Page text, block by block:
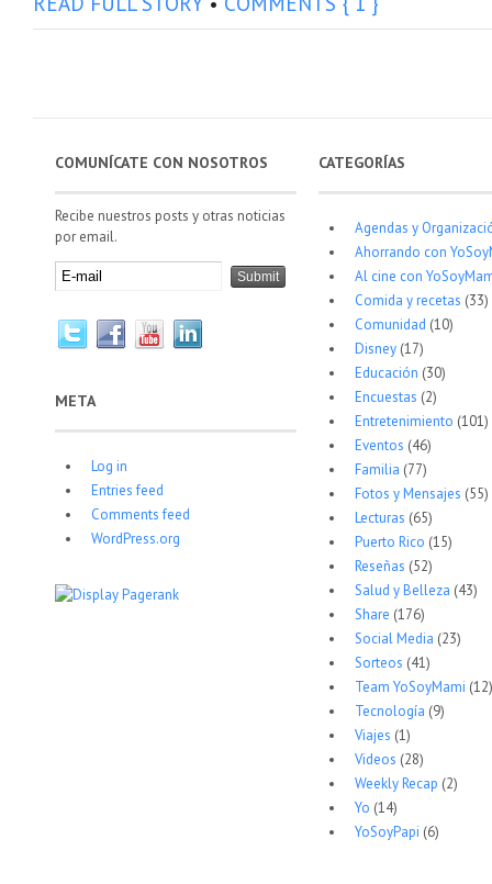
COMUNÍCATE CON NOSOTROS
Recibe nuestros posts y otras noticias
por email.
META
Log in
Entries feed
Comments feed
WordPress.org
CATEGORÍAS
Agendas y
Ahorrando con
Al cine con
Comida y recetas (33)
Comunidad (10)
Disney(17)
Educación (30)
Encuestas (2)
Entretenimiento (101)
Eventos (46)
Familia (77)
Fotos y Mensajes (55)
Lecturas (65)
Puerto Rico (15)
Reseñas (52)
Salud y Belleza (43)
Share (176)
Social Media (23)
Sorteos (41)
Team YoSoyMami (12)
Tecnología (9)
Viajes (1)
Videos (28)
Weekly Recap (2)
Yo (14)
YoSoyPapi (6)